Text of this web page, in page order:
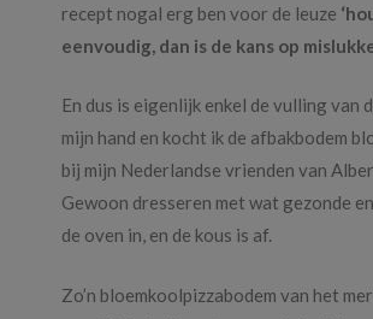
recept nogal erg ben voor de leuze
eenvoudig, dan is de kans op
En dus is eigenlijk enkel de vulling van
mijn hand en kocht ik de afbakbodem
bij mijn Nederlandse vrienden van
Gewoon dresseren met wat gezonde
de oven in, en de kous is af.
Zo’n bloemkoolpizzabodem van het